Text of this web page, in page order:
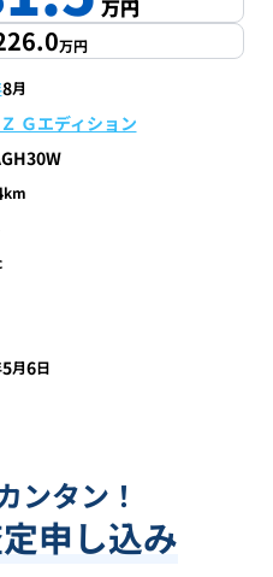
万円
万円
8月
Ｇエディション
km
5月6日
ンタン！
定申し込み